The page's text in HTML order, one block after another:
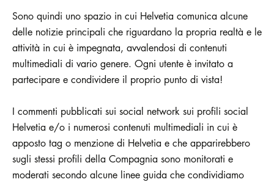
Sono quindi uno spazio in cui Helvetia comunica alcune
delle notizie principali che riguardano la propria realtà e le
attività in cui è impegnata, avvalendosi di contenuti
multimediali di vario genere. Ogni utente è invitato a
partecipare e condividere il proprio punto di vista!
I commenti pubblicati sui social network sui profili social
Helvetia e/o i numerosi contenuti multimediali in cui è
apposto tag o menzione di Helvetia e che apparirebbero
sugli stessi profili della Compagnia sono monitorati e
moderati secondo alcune linee guida che condividiamo